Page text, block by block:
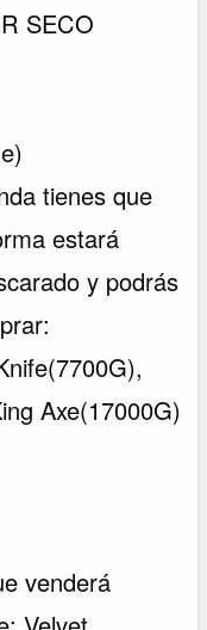
SECO
tienes que
estará
y podrás
Axe(17000G)
venderá